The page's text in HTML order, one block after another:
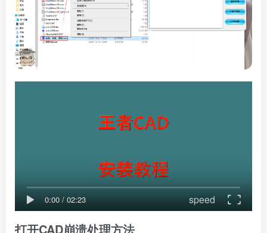
0:00 / 02:23 speed
打开CAD崩溃处理方法